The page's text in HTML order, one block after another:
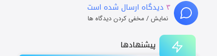
پیشنهادها
۳ دیدگاه ارسال شده است
نمایش / مخفی کردن دیدگاه ها